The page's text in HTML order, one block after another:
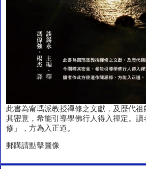
此書為甯瑪派教授禪修之文獻，及歴代
其密意，希能引導學佛行人得入禪定。
修」，方為入正道。
郵購請點擊圖像